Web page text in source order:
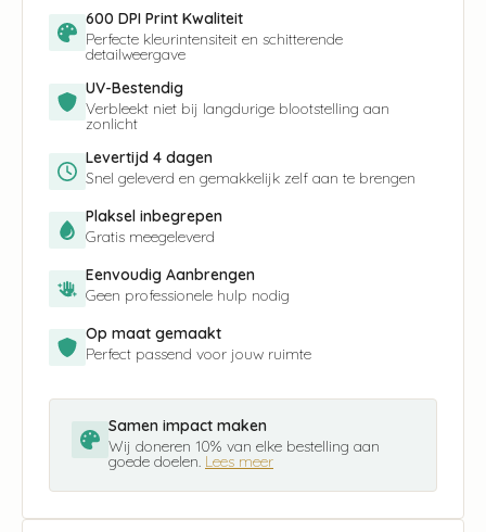
600 DPI Print Kwaliteit
Perfecte kleurintensiteit en schitterende
detailweergave
UV-Bestendig
Verbleekt niet bij langdurige blootstelling aan
zonlicht
Levertijd 4 dagen
Snel geleverd en gemakkelijk zelf aan te brengen
Plaksel inbegrepen
Gratis meegeleverd
Eenvoudig Aanbrengen
Geen professionele hulp nodig
Op maat gemaakt
Perfect passend voor jouw ruimte
Samen impact maken
Wij doneren 10% van elke bestelling aan
goede doelen. Lees meer